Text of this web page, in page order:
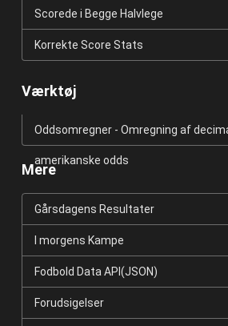
Scorede i Begge Halvlege
Korrekte Score Stats
Værktøj
Oddsomregner - Omregning af
amerikanske odds
Mere
Gårsdagens Resultater
I morgens Kampe
Fodbold Data API(JSON)
Forudsigelser